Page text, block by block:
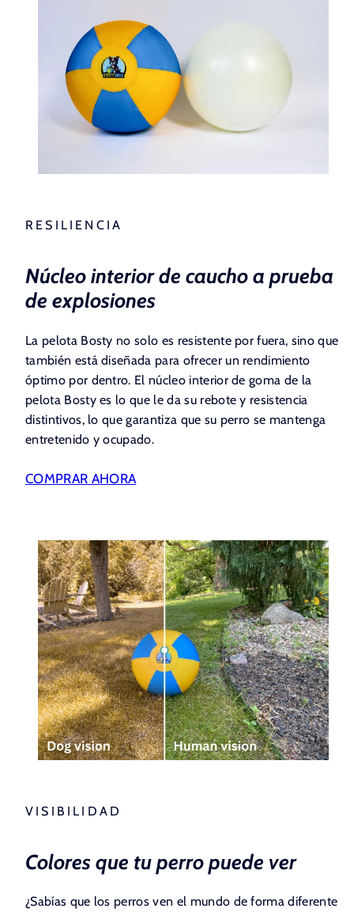
RESILIENCIA
Núcleo interior de caucho a prueba
de explosiones
La pelota Bosty no solo es resistente por fuera, sino que
también está diseñada para ofrecer un rendimiento
óptimo por dentro. El núcleo interior de goma de la
pelota Bosty es lo que le da su rebote y resistencia
distintivos, lo que garantiza que su perro se mantenga
entretenido y ocupado.
COMPRAR AHORA
VISIBILIDAD
Colores que tu perro puede ver
¿Sabías que los perros ven el mundo de forma diferente